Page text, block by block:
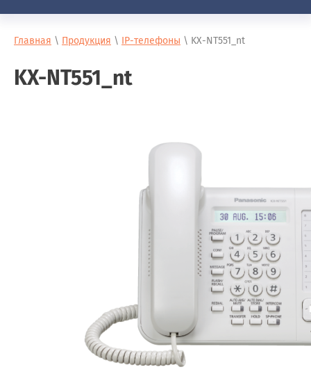
Главная \ Продукция \ IP-телефоны \ KX-NT551_nt
KX-NT551_nt